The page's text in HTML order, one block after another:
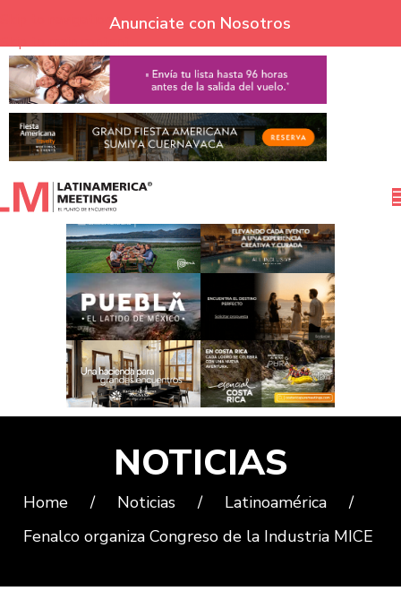
Skip to navigation
Skip to main content
Anunciate con Nosotros
NOTICIAS
Home / Noticias / Latinoamérica
/
Fenalco organiza Congreso de la Industria MICE